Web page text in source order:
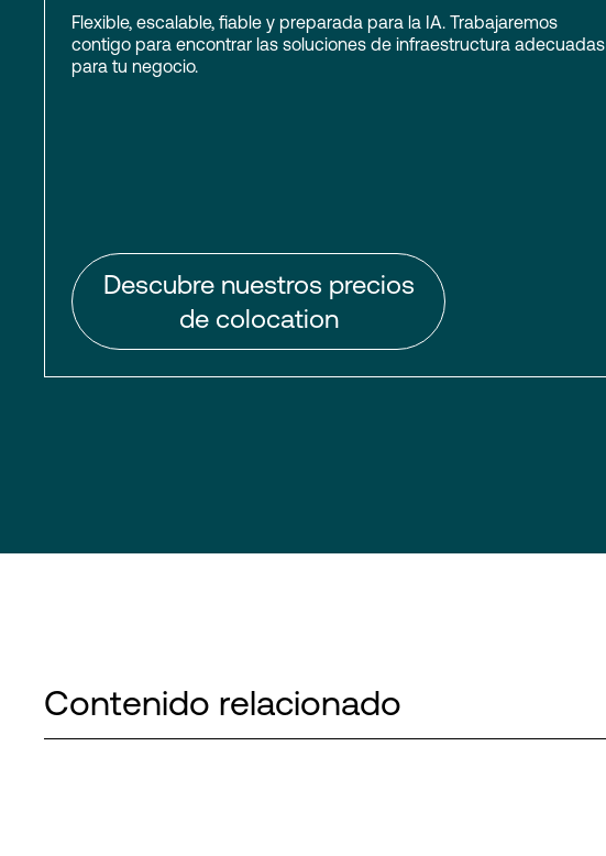
Flexible, escalable, fiable y preparada para la IA. Trabajaremos
contigo para encontrar las soluciones de infraestructura adecuadas
para tu negocio.
Descubre nuestros precios
de colocation
Contenido relacionado